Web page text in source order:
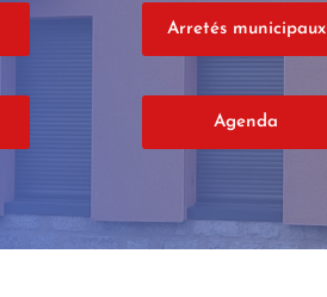
Arretés municipaux
Agenda